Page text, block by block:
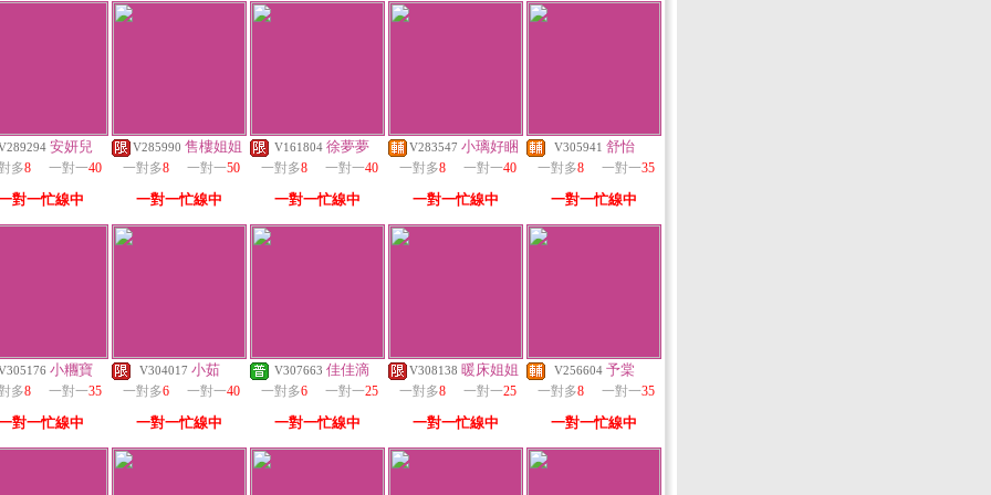
安妍兒
多8 一對一40
對一忙線中
V285990 售樓姐姐
一對多8 一對一50
一對一忙線中
V161804 徐夢夢
一對多8 一對一40
一對一忙線中
V283547 小璃好睏
一對多8 一對一40
一對一忙線中
V305941 舒怡
一對多8 一對一35
一對一忙線中
小糰寶
多8 一對一35
對一忙線中
V304017 小茹
一對多6 一對一40
一對一忙線中
V307663 佳佳滴
一對多6 一對一25
一對一忙線中
V308138 暖床姐姐
一對多8 一對一25
一對一忙線中
V256604 予棠
一對多8 一對一35
一對一忙線中